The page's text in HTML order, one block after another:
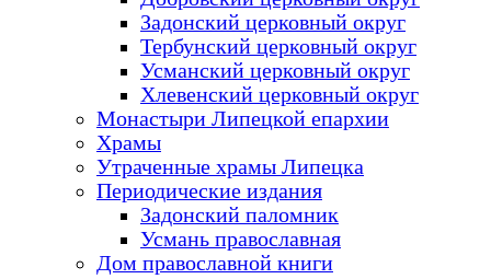
Задонский церковный округ
Тербунский церковный округ
Усманский церковный округ
Хлевенский церковный округ
Монастыри Липецкой епархии
Храмы
Утраченные храмы Липецка
Периодические издания
Задонский паломник
Усмань православная
Дом православной книги